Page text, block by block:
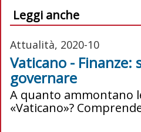
Leggi anche
Attualità, 2020-10
Vaticano - Finanze:
governare
A quanto ammontano
«Vaticano»?